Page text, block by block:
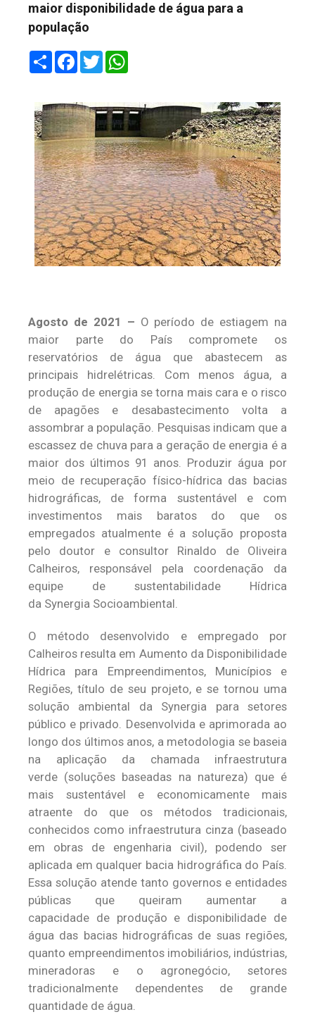
maior disponibilidade de água para a
população
ShareFacebook
Twitter
Agosto de 2021 – O período de estiagem na
maior parte do País compromete os
reservatórios de água que abastecem as
principais hidrelétricas. Com menos água, a
produção de energia se torna mais cara e o risco
de apagões e desabastecimento volta a
assombrar a população. Pesquisas indicam que a
escassez de chuva para a geração de energia é a
maior dos últimos 91 anos. Produzir água por
meio de recuperação físico-hídrica das bacias
hidrográficas, de forma sustentável e com
investimentos mais baratos do que os
empregados atualmente é a solução proposta
pelo doutor e consultor Rinaldo de Oliveira
Calheiros, responsável pela coordenação da
equipe de sustentabilidade Hídrica
da Synergia Socioambiental.
O método desenvolvido e empregado por
Calheiros resulta em Aumento da Disponibilidade
Hídrica para Empreendimentos, Municípios e
Regiões, título de seu projeto, e se tornou uma
solução ambiental da Synergia para setores
público e privado. Desenvolvida e aprimorada ao
longo dos últimos anos, a metodologia se baseia
na aplicação da chamada infraestrutura
verde (soluções baseadas na natureza) que é
mais sustentável e economicamente mais
atraente do que os métodos tradicionais,
conhecidos como infraestrutura cinza (baseado
em obras de engenharia civil), podendo ser
aplicada em qualquer bacia hidrográfica do País.
Essa solução atende tanto governos e entidades
públicas que queiram aumentar a
capacidade de produção e disponibilidade de
água das bacias hidrográficas de suas regiões,
quanto empreendimentos imobiliários, indústrias,
mineradoras e o agronegócio, setores
tradicionalmente dependentes de grande
quantidade de água.